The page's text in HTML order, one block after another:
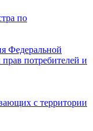
по
Федеральной
потребителей и
с территории